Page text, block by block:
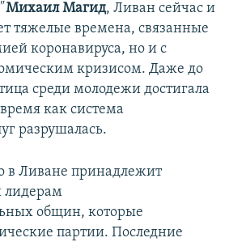
720p
1080p
Михаил Магид, Ливан сейчас и
тяжелые времена, связанные
коронавируса, но и с
кризисом. Даже до
среди молодежи достигала
как система
разрушалась.
в Ливане принадлежит
лидерам
общин, которые
партии. Последние